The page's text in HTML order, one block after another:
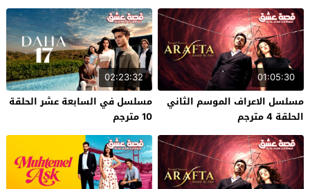
01:05:30
مسلسل الاعراف الموسم الثاني
الحلقة 4 مترجم
02:23:32
مسلسل في السابعة عشر الحلقة
10 مترجم